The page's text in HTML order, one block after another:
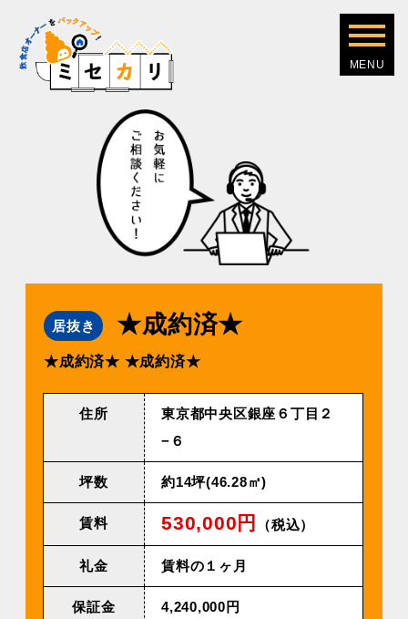
居抜き ★成約済★
★成約済★ ★成約済★
住所
東京都中央区銀座６丁目２
−６
坪数 約14坪(46.28㎡)
賃料 530,000円 （税込）
礼金 賃料の１ヶ月
保証金 4,240,000円